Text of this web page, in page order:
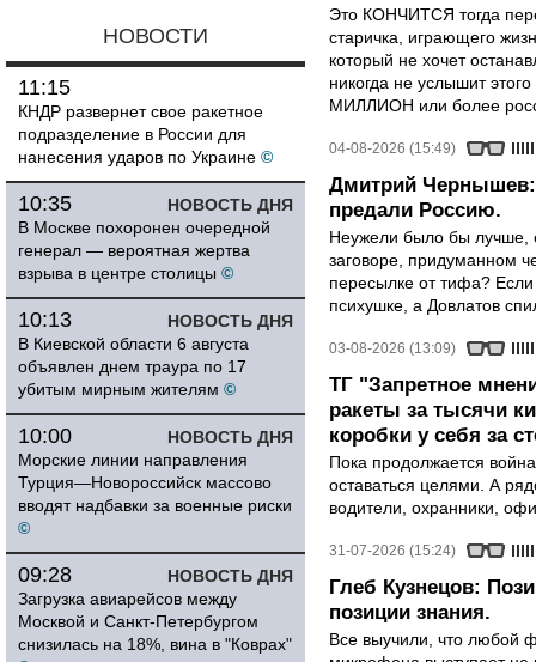
НОВОСТИ
11:15
КНДР развернет свое ракетное
подразделение в России для
нанесения ударов по Украине ©
НОВОСТЬ ДНЯ
10:35
В Москве похоронен очередной
генерал — вероятная жертва
взрыва в центре столицы ©
НОВОСТЬ ДНЯ
10:13
В Киевской области 6 августа
объявлен днем траура по 17
убитым мирным жителям ©
НОВОСТЬ ДНЯ
10:00
Морские линии направления
Турция—Новороссийск массово
вводят надбавки за военные риски
©
НОВОСТЬ ДНЯ
09:28
Загрузка авиарейсов между
Москвой и Санкт-Петербургом
снизилась на 18%, вина в "Коврах"
Это КОНЧИТСЯ тогда
старичка, играющего
который не хочет
никогда не услышит
МИЛЛИОН или более
04-08-2026 (15:49)
Дмитрий Чернышев:
предали Россию.
Неужели было бы лучше,
заговоре, придуманном
пересылке от тифа?
психушке, а Довлатов
03-08-2026 (13:09)
ТГ "Запретное
ракеты за тысячи
коробки у себя за
Пока продолжается
оставаться целями. А
водители, охранники,
31-07-2026 (15:24)
Глеб Кузнецов:
позиции знания.
Все выучили, что любой